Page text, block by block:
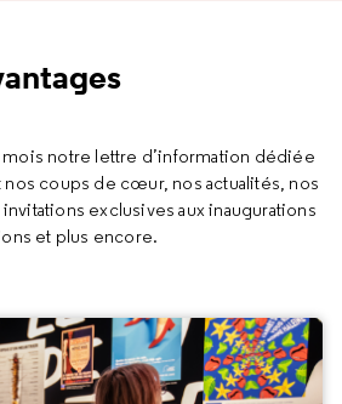
notre lettre d’information dédiée
nos coups de cœur, nos actualités, nos
exclusives aux inaugurations
et plus encore.